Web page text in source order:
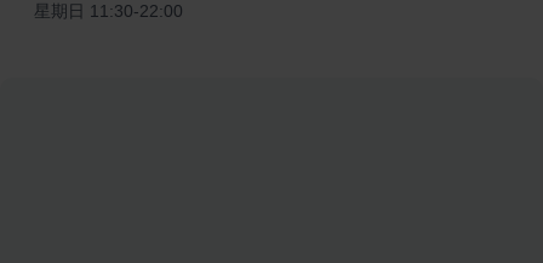
星期日 11:30-22:00